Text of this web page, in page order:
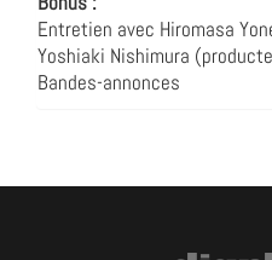
Entretien avec Hiromasa
Yoshiaki Nishimura
Bandes-annonces